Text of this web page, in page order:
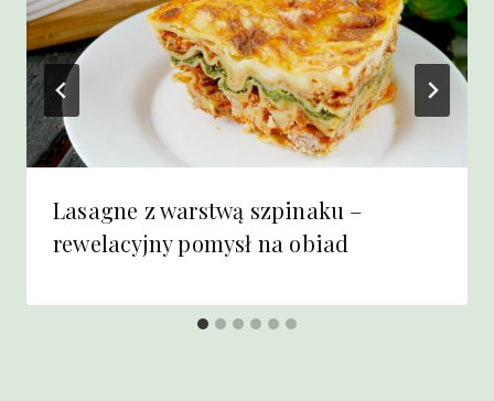
Lasagne z warstwą szpinaku –
rewelacyjny pomysł na obiad